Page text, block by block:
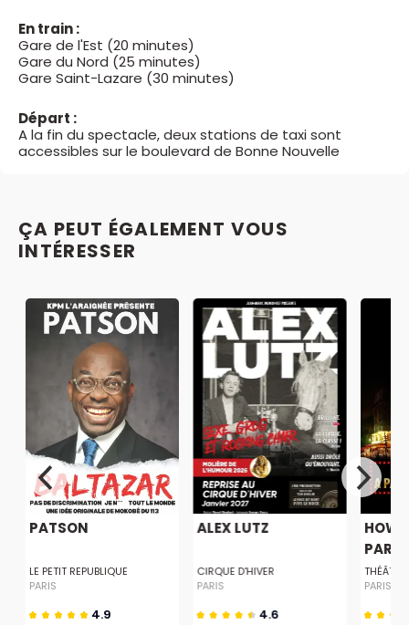
En train :
Gare de l'Est (20 minutes)
Gare du Nord (25 minutes)
Gare Saint-Lazare (30 minutes)
Départ :
A la fin du spectacle, deux stations de taxi sont
accessibles sur le boulevard de Bonne Nouvelle
ÇA PEUT ÉGALEMENT VOUS
INTÉRESSER
PATSON
LE PETIT REPUBLIQUE
PARIS
4.9
ALEX LUTZ
CIRQUE D'HIVER
PARIS
4.6
HOW
PARIS